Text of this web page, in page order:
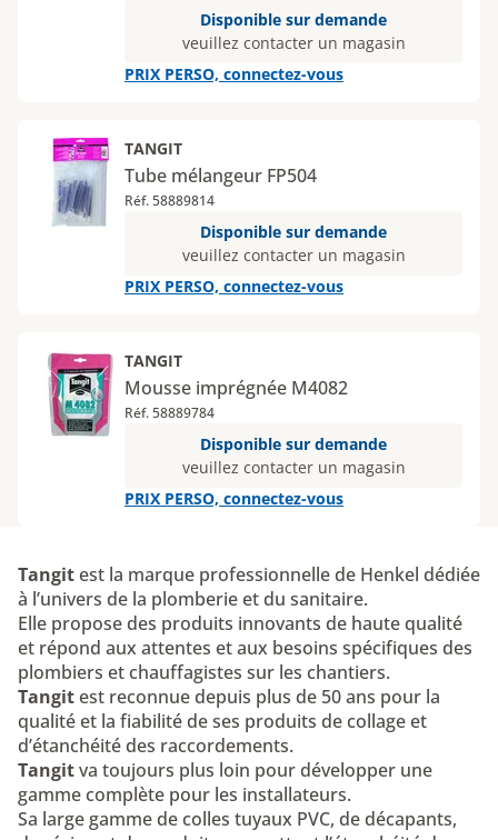
Disponible sur demande
veuillez contacter un magasin
PRIX PERSO, connectez-vous
TANGIT
Tube mélangeur FP504
Réf. 58889814
Disponible sur demande
veuillez contacter un magasin
PRIX PERSO, connectez-vous
TANGIT
Mousse imprégnée M4082
Réf. 58889784
Disponible sur demande
veuillez contacter un magasin
PRIX PERSO, connectez-vous
Tangitest la marque professionnelle de Henkel dédiée
à l’univers de la plomberie et du sanitaire.
Elle propose des produits innovants de haute qualité
et répond aux attentes et aux besoins spécifiques des
plombiers et chauffagistes sur les chantiers.
Tangitest reconnue depuis plus de 50 ans pour la
qualité et la fiabilité de ses produits de collage et
d’étanchéité des raccordements.
Tangitva toujours plus loin pour développer une
gamme complète pour les installateurs.
Sa large gamme de colles tuyaux PVC, de décapants,